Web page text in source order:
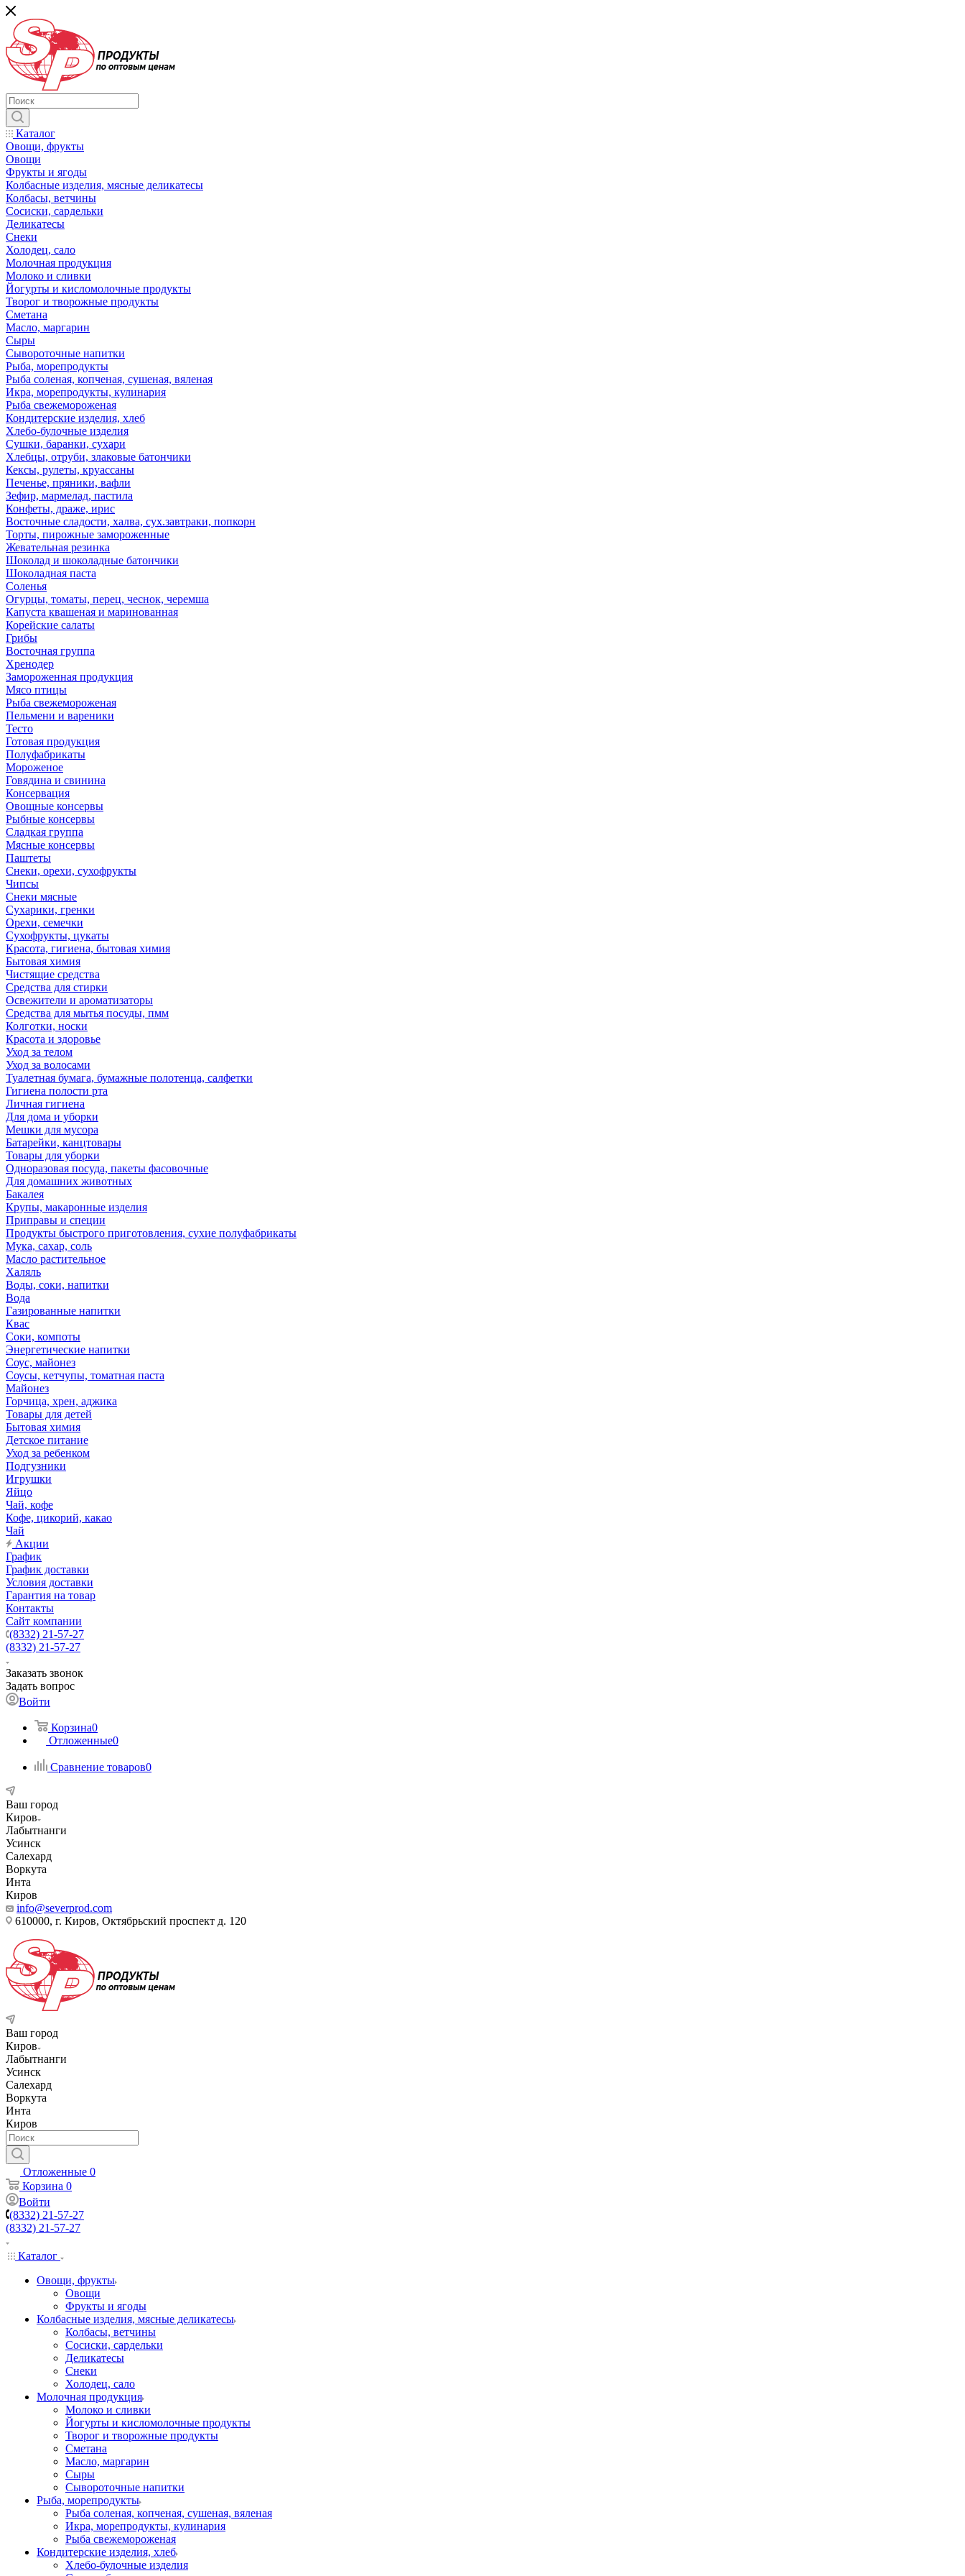
Каталог
Овощи, фрукты
Овощи
Фрукты и ягоды
Колбасные изделия, мясные деликатесы
Колбасы, ветчины
Сосиски, сардельки
Деликатесы
Снеки
Холодец, сало
Молочная продукция
Молоко и сливки
Йогурты и кисломолочные продукты
Творог и творожные продукты
Сметана
Масло, маргарин
Сыры
Сывороточные напитки
Рыба, морепродукты
Рыба соленая, копченая, сушеная, вяленая
Икра, морепродукты, кулинария
Рыба свежемороженая
Кондитерские изделия, хлеб
Хлебо-булочные изделия
Сушки, баранки, сухари
Хлебцы, отруби, злаковые батончики
Кексы, рулеты, круассаны
Печенье, пряники, вафли
Зефир, мармелад, пастила
Конфеты, драже, ирис
Восточные сладости, халва, сух.завтраки, попкорн
Торты, пирожные замороженные
Жевательная резинка
Шоколад и шоколадные батончики
Шоколадная паста
Соленья
Огурцы, томаты, перец, чеснок, черемша
Капуста квашеная и маринованная
Корейские салаты
Грибы
Восточная группа
Хренодер
Замороженная продукция
Мясо птицы
Рыба свежемороженая
Пельмени и вареники
Тесто
Готовая продукция
Полуфабрикаты
Мороженое
Говядина и свинина
Консервация
Овощные консервы
Рыбные консервы
Сладкая группа
Мясные консервы
Паштеты
Снеки, орехи, сухофрукты
Чипсы
Снеки мясные
Сухарики, гренки
Орехи, семечки
Сухофрукты, цукаты
Красота, гигиена, бытовая химия
Бытовая химия
Чистящие средства
Средства для стирки
Освежители и ароматизаторы
Средства для мытья посуды, пмм
Колготки, носки
Красота и здоровье
Уход за телом
Уход за волосами
Туалетная бумага, бумажные полотенца, салфетки
Гигиена полости рта
Личная гигиена
Для дома и уборки
Мешки для мусора
Батарейки, канцтовары
Товары для уборки
Одноразовая посуда, пакеты фасовочные
Для домашних животных
Бакалея
Крупы, макаронные изделия
Приправы и специи
Продукты быстрого приготовления, сухие полуфабрикаты
Мука, сахар, соль
Масло растительное
Халяль
Воды, соки, напитки
Вода
Газированные напитки
Квас
Соки, компоты
Энергетические напитки
Соус, майонез
Соусы, кетчупы, томатная паста
Майонез
Горчица, хрен, аджика
Товары для детей
Бытовая химия
Детское питание
Уход за ребенком
Подгузники
Игрушки
Яйцо
Чай, кофе
Кофе, цикорий, какао
Чай
Акции
График
График доставки
Условия доставки
Гарантия на товар
Контакты
Сайт компании
(8332) 21-57-27
(8332) 21-57-27
Заказать звонок
Задать вопрос
Войти
Корзина0
Отложенные0
Сравнение товаров0
Ваш город
Киров
Лабытнанги
Усинск
Салехард
Воркута
Инта
Киров
info@severprod.com
610000, г. Киров, Октябрьский проспект д. 120
Ваш город
Киров
Лабытнанги
Усинск
Салехард
Воркута
Инта
Киров
Отложенные 0
Корзина 0
Войти
(8332) 21-57-27
(8332) 21-57-27
Каталог
Овощи, фрукты
Овощи
Фрукты и ягоды
Колбасные изделия, мясные деликатесы
Колбасы, ветчины
Сосиски, сардельки
Деликатесы
Снеки
Холодец, сало
Молочная продукция
Молоко и сливки
Йогурты и кисломолочные продукты
Творог и творожные продукты
Сметана
Масло, маргарин
Сыры
Сывороточные напитки
Рыба, морепродукты
Рыба соленая, копченая, сушеная, вяленая
Икра, морепродукты, кулинария
Рыба свежемороженая
Кондитерские изделия, хлеб
Хлебо-булочные изделия